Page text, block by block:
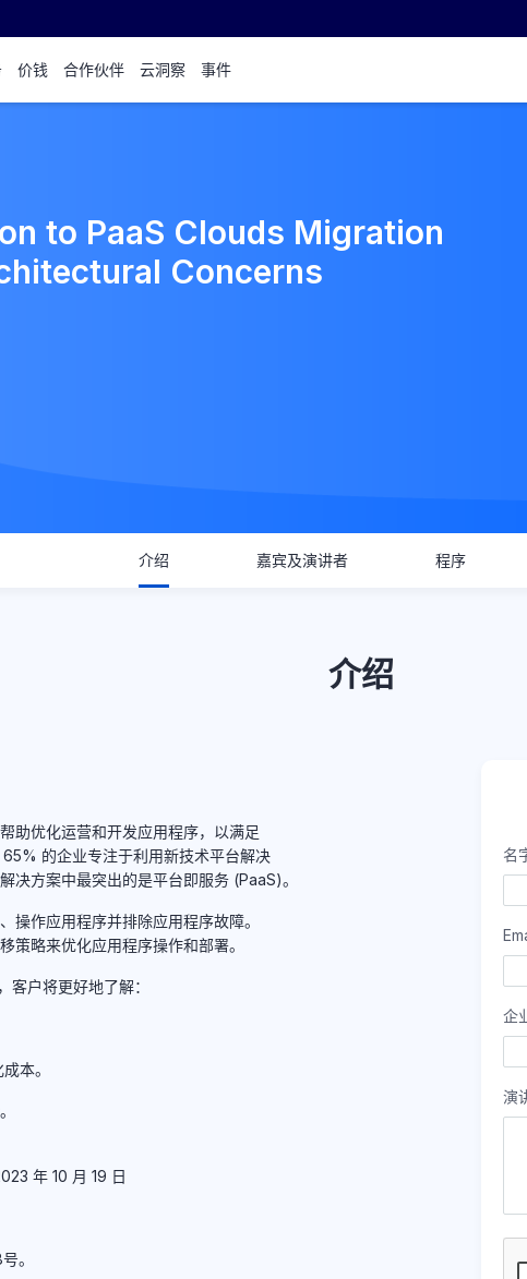
价钱 合作伙伴 云洞察 事件
to PaaS Clouds Migration
Concerns
介绍 嘉宾及演讲者 程序
介绍
助优化运营和开发应用程序，以满足
的企业专注于利用新技术平台解决
决方案中最突出的是平台即服务 (PaaS)。
操作应用程序并排除应用程序故障。
策略来优化应用程序操作和部署。
户将更好地了解：
本。
年 10 月 19 日
。
名
企
演